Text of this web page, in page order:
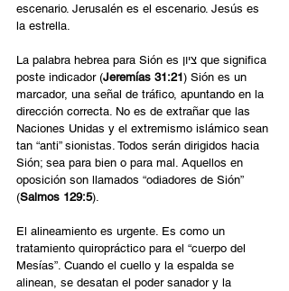
escenario. Jerusalén es el escenario. Jesús es
la estrella.
La palabra hebrea para Sión es ציון que significa
poste indicador (Jeremías 31:21) Sión es un
marcador, una señal de tráfico, apuntando en la
dirección correcta. No es de extrañar que las
Naciones Unidas y el extremismo islámico sean
tan “anti” sionistas. Todos serán dirigidos hacia
Sión; sea para bien o para mal. Aquellos en
oposición son llamados “odiadores de Sión”
(Salmos 129:5).
El alineamiento es urgente. Es como un
tratamiento quiropráctico para el “cuerpo del
Mesías”. Cuando el cuello y la espalda se
alinean, se desatan el poder sanador y la